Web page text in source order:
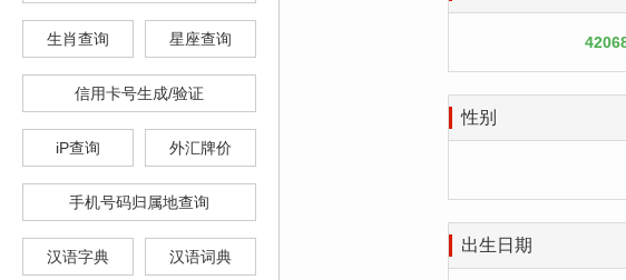
生肖查询 星座查询
信用卡号生成/验证
iP查询 外汇牌价
手机号码归属地查询
汉语字典 汉语词典
性别
出生日期